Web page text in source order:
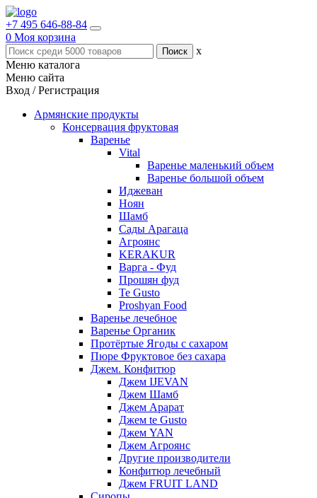
+7 495 646-88-84
0 Моя корзина
x
Меню каталога
Меню сайта
Вход / Регистрация
Армянские продукты
Консервация фруктовая
Варенье
Vital
Варенье маленький объем
Варенье большой объем
Иджеван
Ноян
Шамб
Сады Арагаца
Агроянс
KERAKUR
Варга - Фуд
Прошян фуд
Te Gusto
Proshyan Food
Варенье лечебное
Варенье Органик
Протёртые Ягоды с сахаром
Пюре Фруктовое без сахара
Джем. Конфитюр
Джем IJEVAN
Джем Шамб
Джем Арарат
Джем te Gusto
Джем YAN
Джем Агроянс
Другие производители
Конфитюр лечебный
Джем FRUIT LAND